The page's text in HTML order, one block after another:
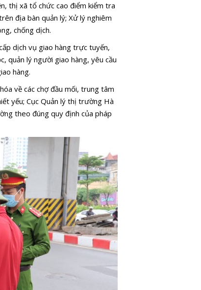
thị xã tổ chức cao điểm kiểm tra
địa bàn quản lý; Xử lý nghiêm
chống dịch.
dịch vụ giao hàng trực tuyến,
quản lý người giao hàng, yêu cầu
hàng.
về các chợ đầu mối, trung tâm
yếu; Cục Quản lý thị trường Hà
theo đúng quy định của pháp